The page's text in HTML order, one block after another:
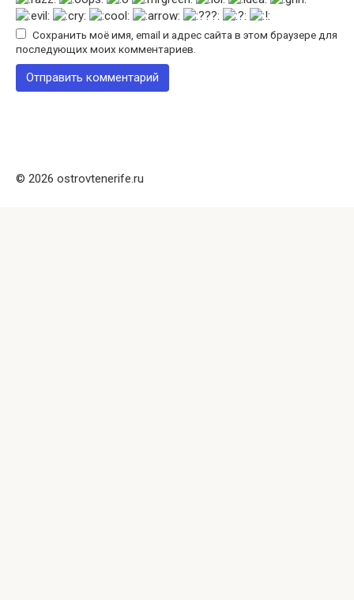
Сохранить моё имя, email и адрес сайта в этом браузере для
последующих моих комментариев.
© 2026 ostrovtenerife.ru